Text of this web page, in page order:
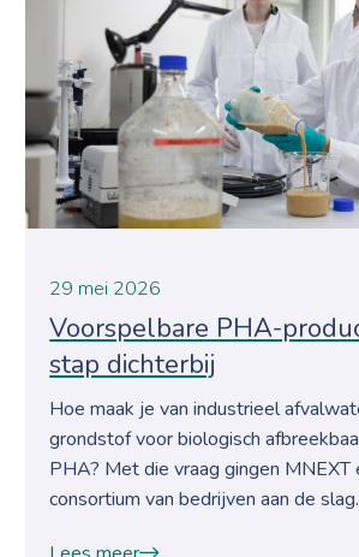
29 mei 2026
Voorspelbare PHA-
stap dichterbij
Hoe maak je van industrieel
grondstof voor biologisch
PHA? Met die vraag gingen MNEXT
consortium van bedrijven aan de slag.